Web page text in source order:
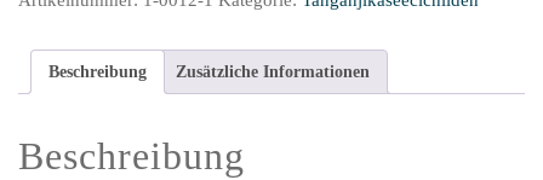
Beschreibung Zusätzliche Informationen
Beschreibung